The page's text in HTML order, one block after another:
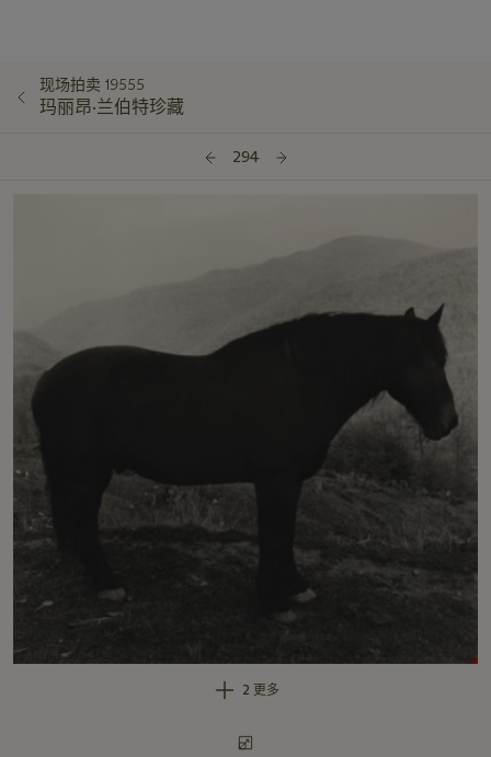
现场拍卖 19555
玛丽昂·兰伯特珍藏
294
2 更多